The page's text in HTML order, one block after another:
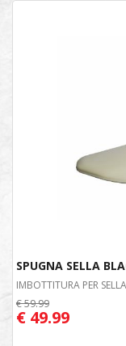
SPUGNA SELLA
IMBOTTITURA PER
€ 59.99
€ 49.99